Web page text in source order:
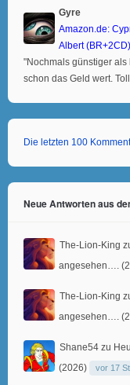
Gyre
Amazon.de:
Albert
"Nochmals günstiger als
schon das Geld wert.
Die letzten 100
Neue Antworten aus
The-Lion-King
angesehen….
The-Lion-King
angesehen….
Shane54 zu
(2026)
vor 17